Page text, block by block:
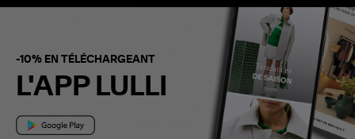
-10% EN TÉLÉCHARGEANT
L'APP LULLI